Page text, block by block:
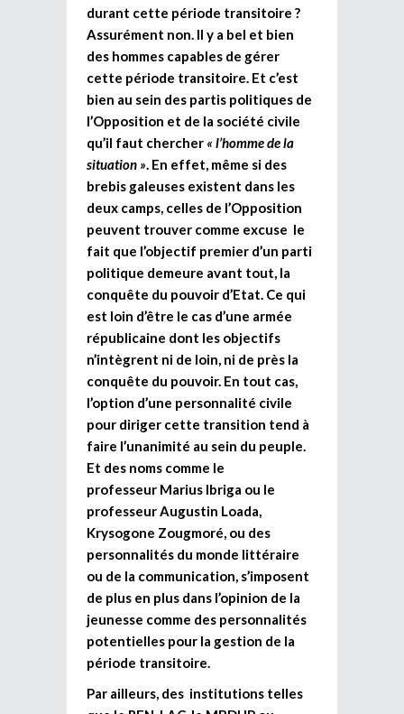
durant cette période transitoire ?
Assurément non. Il y a bel et bien
des hommes capables de gérer
cette période transitoire. Et c’est
bien au sein des partis politiques de
l’Opposition et de la société civile
qu’il faut chercher « l’homme de la
situation » . En effet, même si des
brebis galeuses existent dans les
deux camps, celles de l’Opposition
peuvent trouver comme excuse le
fait que l’objectif premier d’un parti
politique demeure avant tout, la
conquête du pouvoir d’Etat. Ce qui
est loin d’être le cas d’une armée
républicaine dont les objectifs
n’intègrent ni de loin, ni de près la
conquête du pouvoir. En tout cas,
l’option d’une personnalité civile
pour diriger cette transition tend à
faire l’unanimité au sein du peuple.
Et des noms comme le
professeur Marius Ibriga ou le
professeur Augustin Loada,
Krysogone Zougmoré, ou des
personnalités du monde littéraire
ou de la communication, s’imposent
de plus en plus dans l’opinion de la
jeunesse comme des personnalités
potentielles pour la gestion de la
période transitoire.
Par ailleurs, des institutions telles